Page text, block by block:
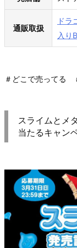
通販取扱
ド
入り
＃どこで売ってる
スライムとメ
当たるキャン